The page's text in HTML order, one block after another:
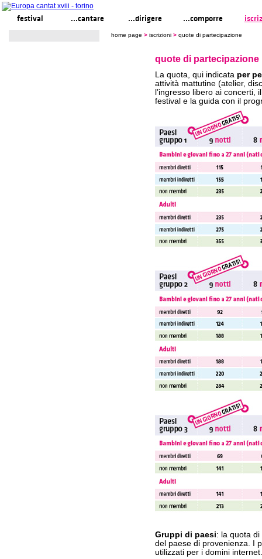
festival ...cantare ...dirigere ...comporre
home page > iscrizioni > quote di partecipazione
quote di partecipazione
La quota, qui indicata per
attività mattutine (atelier,
l’ingresso libero ai concerti,
festival e la guida con il
Gruppi di paesi: la quota
del paese di provenienza. I
utilizzati per i domini internet.